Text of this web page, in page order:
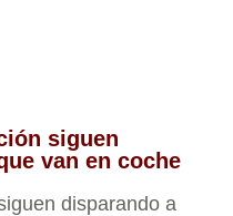
siguen
van en coche
disparando a